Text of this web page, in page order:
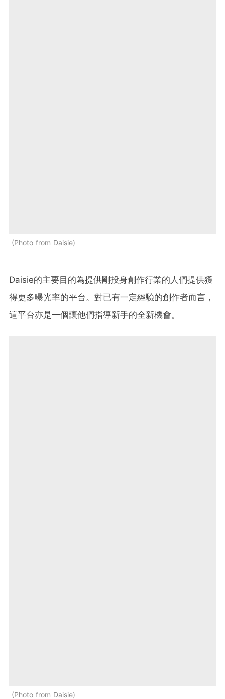
Photo from Daisie
Daisie的主要目的為提供剛投身創作行業的人們提供獲
得更多曝光率的平台。對已有一定經驗的創作者而言，
這平台亦是一個讓他們指導新手的全新機會。
Photo from Daisie